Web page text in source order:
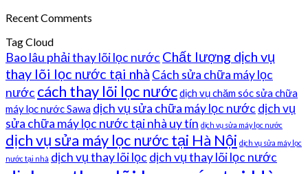
Recent Comments
Tag Cloud
Bao lâu phải thay lõi lọc nước Chất lượng dịch vụ
thay lõi lọc nước tại nhà Cách sửa chữa máy lọc
nước cách thay lõi lọc nướcdịch vụ chăm sóc sửa chữa
máy lọc nước Sawa dịch vụ sửa chữa máy lọc nước dịch vụ
sửa chữa máy lọc nước tại nhà uy tín dịch vụ sửa máy lọc nước
dịch vụ sửa máy lọc nước tại Hà Nội dịch vụ sửa máy lọc
nước tại nhà dịch vụ thay lõi lọc dịch vụ thay lõi lọc nước